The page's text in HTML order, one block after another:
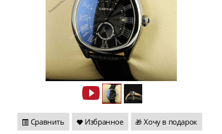
Сравнить Избранное 🎁 Хочу в подарок